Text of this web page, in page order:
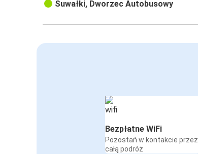
Suwałki, Dworzec Autobusowy
Bezpłatne WiFi
Pozostań w kontakcie przez
całą podróż